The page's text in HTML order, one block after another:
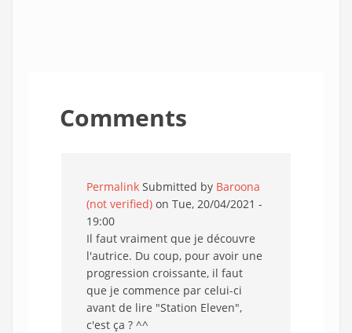
Comments
Permalink Submitted by Baroona
(not verified) on Tue, 20/04/2021 -
19:00
Il faut vraiment que je découvre
l'autrice. Du coup, pour avoir une
progression croissante, il faut
que je commence par celui-ci
avant de lire "Station Eleven",
c'est ça ? ^^